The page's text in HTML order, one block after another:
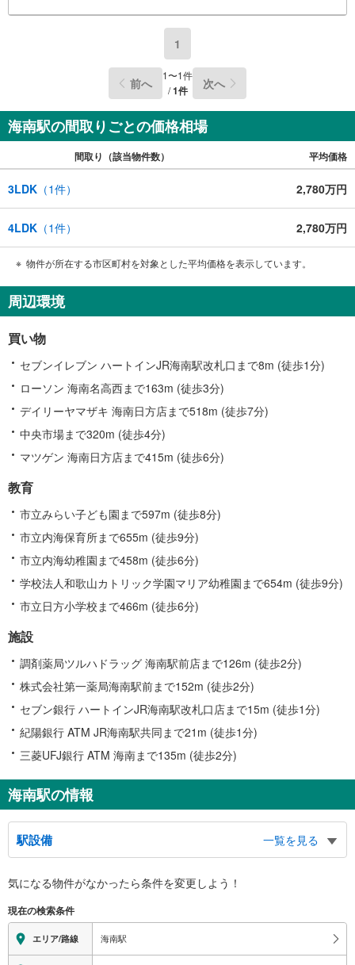
1
前へ 1〜1件
/1件 次へ
海南駅の間取りごとの価格相場
間取り（該当物件数） 平均価格
3LDK （1件） 2,780万円
4LDK （1件） 2,780万円
物件が所在する市区町村を対象とした平均価格を表示しています。
周辺環境
買い物
セブンイレブン ハートインJR海南駅改札口まで8m (徒歩1分)
ローソン 海南名高西まで163m (徒歩3分)
デイリーヤマザキ 海南日方店まで518m (徒歩7分)
中央市場まで320m (徒歩4分)
マツゲン 海南日方店まで415m (徒歩6分)
教育
市立みらい子ども園まで597m (徒歩8分)
市立内海保育所まで655m (徒歩9分)
市立内海幼稚園まで458m (徒歩6分)
学校法人和歌山カトリック学園マリア幼稚園まで654m (徒歩9分)
市立日方小学校まで466m (徒歩6分)
施設
調剤薬局ツルハドラッグ 海南駅前店まで126m (徒歩2分)
株式会社第一薬局海南駅前まで152m (徒歩2分)
セブン銀行 ハートインJR海南駅改札口店まで15m (徒歩1分)
紀陽銀行 ATM JR海南駅共同まで21m (徒歩1分)
三菱UFJ銀行 ATM 海南まで135m (徒歩2分)
海南駅の情報
駅設備
一覧を見る
※段差なしでの移動経路
地上⇔改札⇔ホーム：○
エレベータ
・各ホーム⇔改札
気になる物件がなかったら条件を変更しよう！
現在の検索条件
エリア/路線 海南駅